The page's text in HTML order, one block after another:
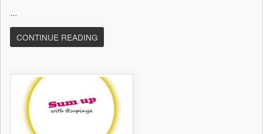
...
CONTINUE READING